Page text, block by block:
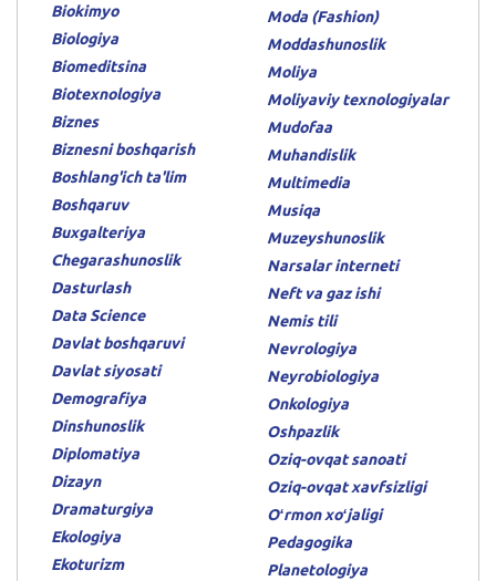
Biokimyo
Biologiya
Biomeditsina
Biotexnologiya
Biznes
Biznesni boshqarish
Boshlang'ich ta'lim
Boshqaruv
Buxgalteriya
Chegarashunoslik
Dasturlash
Data Science
Davlat boshqaruvi
Davlat siyosati
Demografiya
Dinshunoslik
Diplomatiya
Dizayn
Dramaturgiya
Ekologiya
Ekoturizm
Moda (Fashion)
Moddashunoslik
Moliya
Moliyaviy texnologiyalar
Mudofaa
Muhandislik
Multimedia
Musiqa
Muzeyshunoslik
Narsalar interneti
Neft va gaz ishi
Nemis tili
Nevrologiya
Neyrobiologiya
Onkologiya
Oshpazlik
Oziq-ovqat sanoati
Oziq-ovqat xavfsizligi
Oʻrmon xoʻjaligi
Pedagogika
Planetologiya